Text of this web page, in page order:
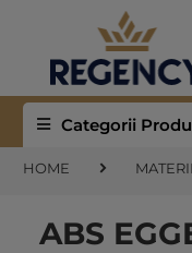
Categorii
HOME
ABS